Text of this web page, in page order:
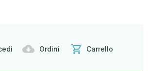
Ordini Carrello